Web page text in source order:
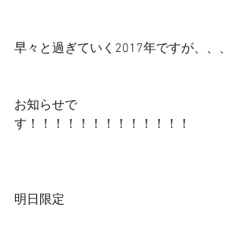
早々と過ぎていく2017年ですが、、、
お知らせで
す！！！！！！！！！！！！！
明日限定